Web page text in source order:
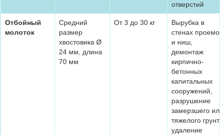
отверстий
Отбойный
молоток
Средний
размер
хвостовика Ø
24 мм, длина
70 мм
От 3 до 30 кг
Вырубка в
стенах
и ниш,
демонтаж
кирпично-
бетонных
капитальных
сооружений,
разрушение
замерзшего
тяжелого
удаление